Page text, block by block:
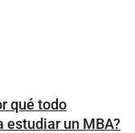
qué todo
un MBA?